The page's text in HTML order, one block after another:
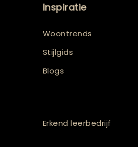
Inspiratie
Woontrends
Stijlgids
Blogs
Erkend leerbedrijf